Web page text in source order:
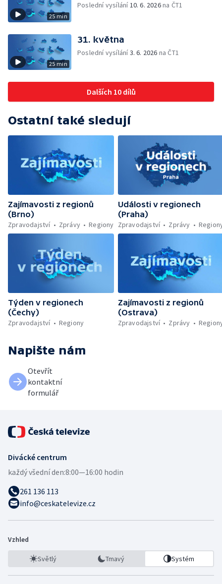
25 min
Poslední vysílání10. 6. 2026na ČT1
25 min
31. května
Poslední vysílání3. 6. 2026 na ČT1
Dalších 10 dílů
Ostatní také sledují
Zajímavosti z regionů
(Brno)
Zpravodajství
Zprávy Regiony
Události v regionech
(Praha)
Zpravodajství
Zprávy
Týden v regionech
(Čechy)
Zpravodajství
Regiony
Zajímavosti z regionů
(Ostrava)
Zpravodajství
Zprávy
Napište nám
Otevřít
kontaktní
formulář
Divácké centrum
každý všední den:8:00—16:00 hodin
261 136 113
info@ceskatelevize.cz
Vzhled
Světlý Tmavý Systém